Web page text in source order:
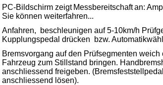
PC-Bildschirm zeigt Messbereitschaftan:
Sie können weiterfahren...
Anfahren, beschleunigen auf 5-10km/h
Kupplungspedal drücken bzw.
Bremsvorgang auf den Prüfsegmenten weich
Fahrzeug zum Stillstand bringen.
anschliessend freigeben.
anschliessend lösen).